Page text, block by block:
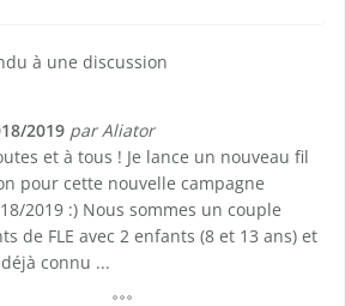
à une discussion
2019 par Aliator
et à tous ! Je lance un nouveau fil
pour cette nouvelle campagne
2019 :) Nous sommes un couple
de FLE avec 2 enfants (8 et 13 ans) et
connu ...